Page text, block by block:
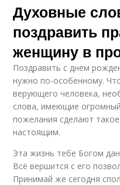
Духовные
поздравить
женщину в
Поздравить с днем
нужно по-особенному.
верующего человека,
слова, имеющие
пожелания сделают
настоящим.
Эта жизнь тебе Богом
Всё вершится с его
Принимай же сегодня